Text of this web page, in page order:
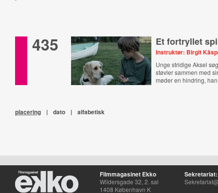
435 Et fortryllet
Instruktør: Birgit
Unge stridige Aksel
støvler sammen med
møder en hindring,
placering | dato | alfabetisk
Filmmagasinet Ekko
Wildersgade 32, 2. sal
1408 København K
Sekretariat: